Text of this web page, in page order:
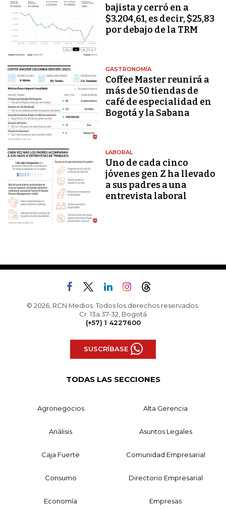
bajista y cerró en a
$3.204,61, es decir, $25,83
por debajo de la TRM
GASTRONOMÍA
Coffee Master reunirá a
más de 50 tiendas de
café de especialidad en
Bogotá y la Sabana
LABORAL
Uno de cada cinco
jóvenes gen Z ha llevado
a sus padres a una
entrevista laboral
© 2026, RCN Medios. Todos los derechos reservados.
Cr. 13a 37-32, Bogotá
(+57) 1 4227600
SUSCRÍBASE
TODAS LAS SECCIONES
Agronegocios Alta Gerencia
Análisis Asuntos Legales
Caja Fuerte Comunidad Empresarial
Consumo Directorio Empresarial
Economía Empresas